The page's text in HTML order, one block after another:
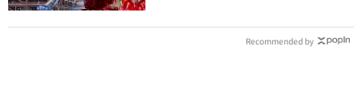
Recommended by